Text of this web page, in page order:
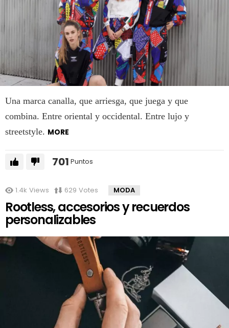
Una marca canalla, que arriesga, que juega y que
combina. Entre oriental y occidental. Entre lujo y
streetstyle. MORE
701 Puntos
1.4k Views 629 Votes MODA
Rootless, accesorios y recuerdos
personalizables